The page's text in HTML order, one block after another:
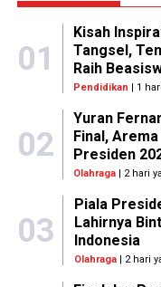
01
Kisah
Tangsel,
Raih
Pendidikan | 1
02
Yuran
Final,
Presiden
Olahraga | 2 hari
03
Piala
Lahirnya
Indonesia
Olahraga| 2 hari